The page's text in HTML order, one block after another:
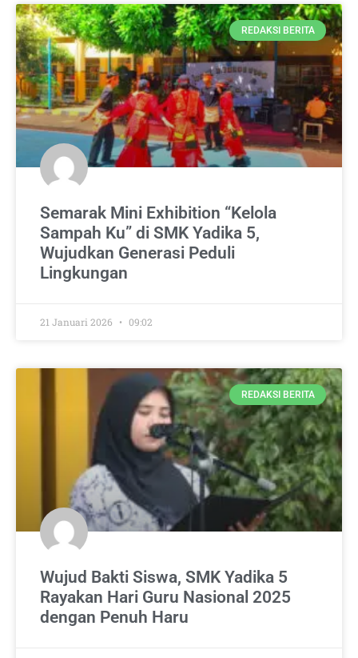
REDAKSI BERITA
Semarak Mini Exhibition “Kelola
Sampah Ku” di SMK Yadika 5,
Wujudkan Generasi Peduli
Lingkungan
21 Januari 2026 09:02
REDAKSI BERITA
Wujud Bakti Siswa, SMK Yadika 5
Rayakan Hari Guru Nasional 2025
dengan Penuh Haru